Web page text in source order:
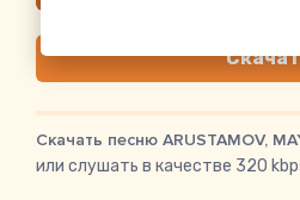
Скачать песню ARUSTAMOV,
или слушать в качестве 320